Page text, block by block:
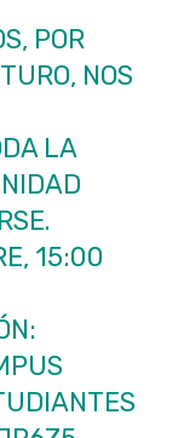
POR
NOS
LA
15:00